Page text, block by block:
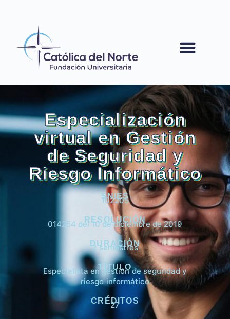
Especialización
virtual en Gestión
de Seguridad y
Riesgo Informático
SNIES
102205
RESOLUCIÓN
014254 del 10 de diciembre de 2019
DURACIÓN
2 semestres
TÍTULO
Especialista en gestión de seguridad y
riesgo informático
CRÉDITOS
27